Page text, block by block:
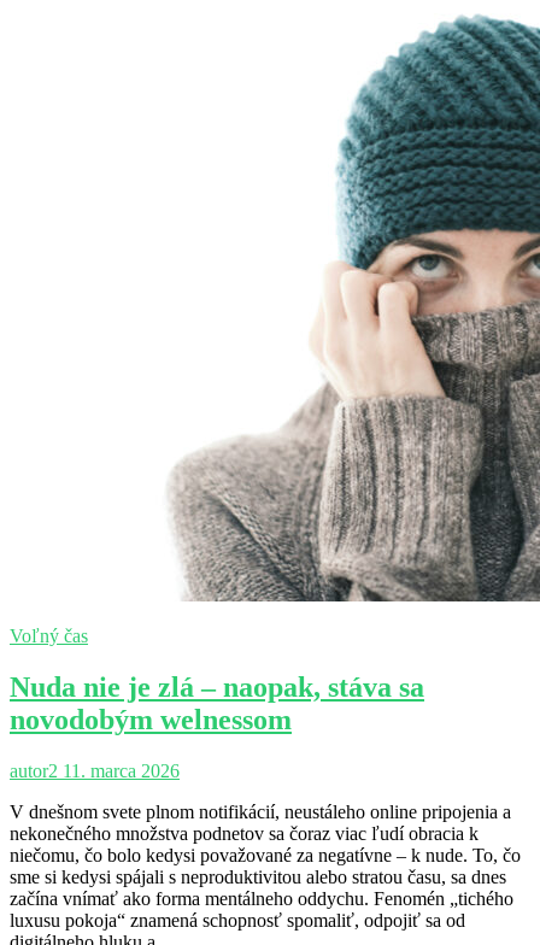
Voľný čas
Nuda nie je zlá – naopak, stáva sa
novodobým welnessom
autor2 11. marca 2026
V dnešnom svete plnom notifikácií, neustáleho online pripojenia a
nekonečného množstva podnetov sa čoraz viac ľudí obracia k
niečomu, čo bolo kedysi považované za negatívne – k nude. To, čo
sme si kedysi spájali s neproduktivitou alebo stratou času, sa dnes
začína vnímať ako forma mentálneho oddychu. Fenomén „tichého
luxusu pokoja“ znamená schopnosť spomaliť, odpojiť sa od